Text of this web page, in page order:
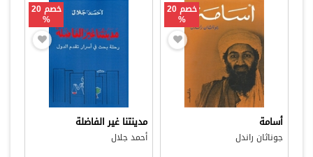
خصم 20
%
أسامة
جوناثان راندل
خصم 20
%
مدينتنا غير الفاضلة
أحمد جلال